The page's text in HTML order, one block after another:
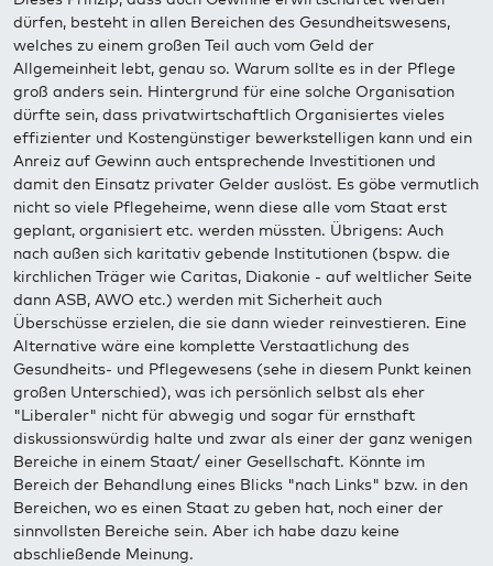
dürfen, besteht in allen Bereichen des Gesundheitswesens,
welches zu einem großen Teil auch vom Geld der
Allgemeinheit lebt, genau so. Warum sollte es in der Pflege
groß anders sein. Hintergrund für eine solche Organisation
dürfte sein, dass privatwirtschaftlich Organisiertes vieles
effizienter und Kostengünstiger bewerkstelligen kann und ein
Anreiz auf Gewinn auch entsprechende Investitionen und
damit den Einsatz privater Gelder auslöst. Es göbe vermutlich
nicht so viele Pflegeheime, wenn diese alle vom Staat erst
geplant, organisiert etc. werden müssten. Übrigens: Auch
nach außen sich karitativ gebende Institutionen (bspw. die
kirchlichen Träger wie Caritas, Diakonie - auf weltlicher Seite
dann ASB, AWO etc.) werden mit Sicherheit auch
Überschüsse erzielen, die sie dann wieder reinvestieren. Eine
Alternative wäre eine komplette Verstaatlichung des
Gesundheits- und Pflegewesens (sehe in diesem Punkt keinen
großen Unterschied), was ich persönlich selbst als eher
"Liberaler" nicht für abwegig und sogar für ernsthaft
diskussionswürdig halte und zwar als einer der ganz wenigen
Bereiche in einem Staat/ einer Gesellschaft. Könnte im
Bereich der Behandlung eines Blicks "nach Links" bzw. in den
Bereichen, wo es einen Staat zu geben hat, noch einer der
sinnvollsten Bereiche sein. Aber ich habe dazu keine
abschließende Meinung.